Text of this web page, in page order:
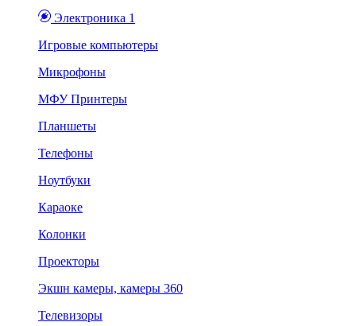
Электроника 1
Игровые компьютеры
Микрофоны
МФУ Принтеры
Планшеты
Телефоны
Ноутбуки
Караоке
Колонки
Проекторы
Экшн камеры, камеры 360
Телевизоры